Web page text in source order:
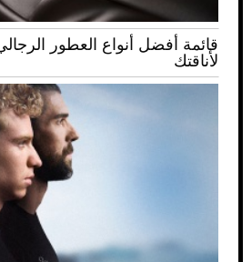
قائمة أفضل أنواع العطور
لأناقتك